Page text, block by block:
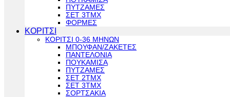
ΠΥΤΖΑΜΕΣ
ΣΕΤ 3ΤΜΧ
ΦΟΡΜΕΣ
ΚΟΡΙΤΣΙ
ΚΟΡΙΤΣΙ 0-36 ΜΗΝΩΝ
ΜΠΟΥΦΑΝ/ΖΑΚΕΤΕΣ
ΠΑΝΤΕΛΟΝΙΑ
ΠΟΥΚΑΜΙΣΑ
ΠΥΤΖΑΜΕΣ
ΣΕΤ 2ΤΜΧ
ΣΕΤ 3ΤΜΧ
ΣΟΡΤΣΑΚΙΑ